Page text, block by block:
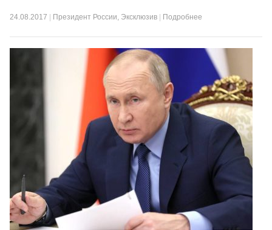
24.08.2017 Президент России, Эксклюзив Подробнее